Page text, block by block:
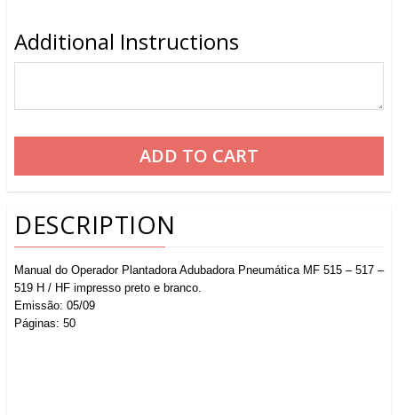
Additional Instructions
DESCRIPTION
Manual do Operador Plantadora Adubadora Pneumática MF 515 – 517 –
519 H / HF impresso preto e branco.
Emissão: 05/09
Páginas: 50